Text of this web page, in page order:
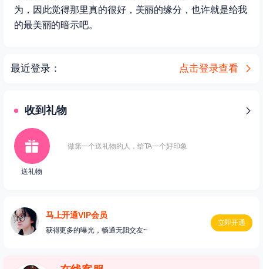
为，因此觉得那里真的很好，美丽的缘分，也许就是给我
的最美丽的暗示吧。
最近登录： 点击登录查看
收到礼物
送礼物
做第一个送礼物的人，给TA一个好印象
马上开通VIP会员
获得更多的曝光，畅通无阻交友~
立即开通